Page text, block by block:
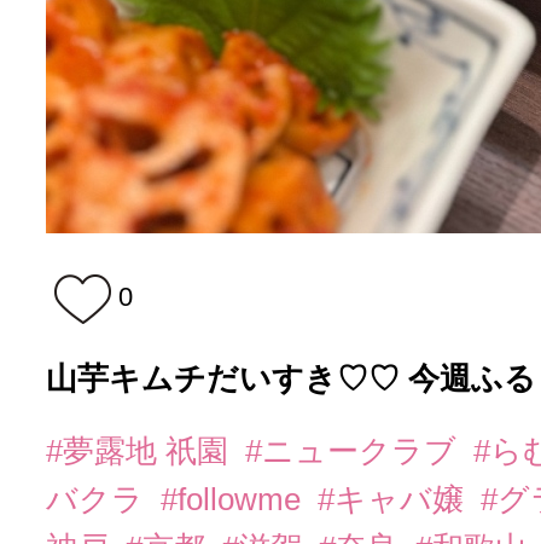
0
山芋キムチだいすき♡♡ 今週ふる
#夢露地 祇園 #ニュークラブ #ら
バクラ
#followme #キャバ嬢 #グ